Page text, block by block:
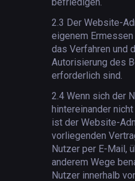
2.3 Der Website-
eigenem
das Verfahren und
Autorisierung des
erforderlich sind.
2.4 Wenn sich der
hintereinander
ist der Website-
vorliegenden
Nutzer per E-Mail,
anderem Wege
Nutzer innerhalb